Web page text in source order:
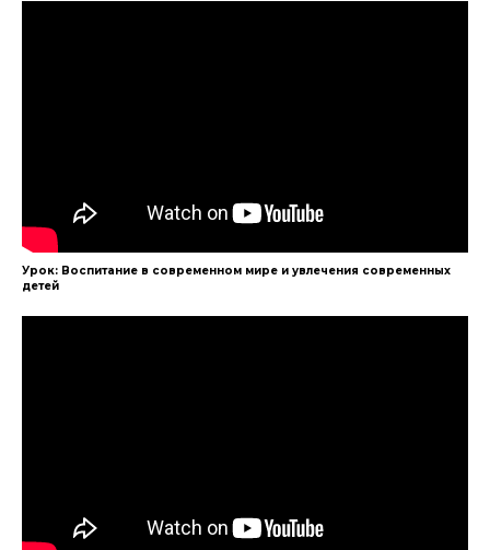
Урок: Воспитание в современном мире и увлечения современных
детей